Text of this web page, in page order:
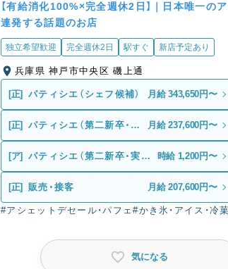
【有給消化100%×完全週休2日】｜日本唯一
連発する話題のお店
独立希望歓迎 完全週休2日 駅すぐ 新店予定あり
兵庫県 神戸市中央区 磯上通
[正] パティシエ（シェフ候補） 月給 343,650円〜
[正]
パティシエ（第二新卒・未
経験）
月給 237,600円〜
[ア]
パティシエ（第二新卒・実務
未経験）
時給 1,200円〜
[正] 販売・接客 月給 207,600円〜
#アシェットデセール・パフェ#かき氷・アイス・冷菓
気になる